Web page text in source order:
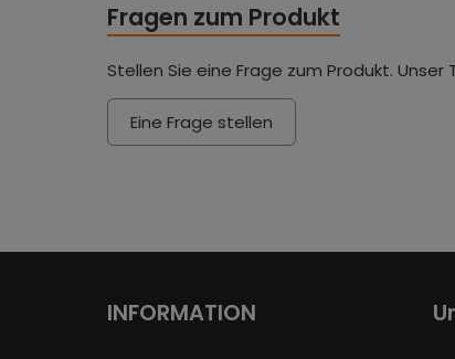
Fragen zum Produkt
Stellen Sie eine Frage zum Produkt.
Eine Frage stellen
INFORMATION